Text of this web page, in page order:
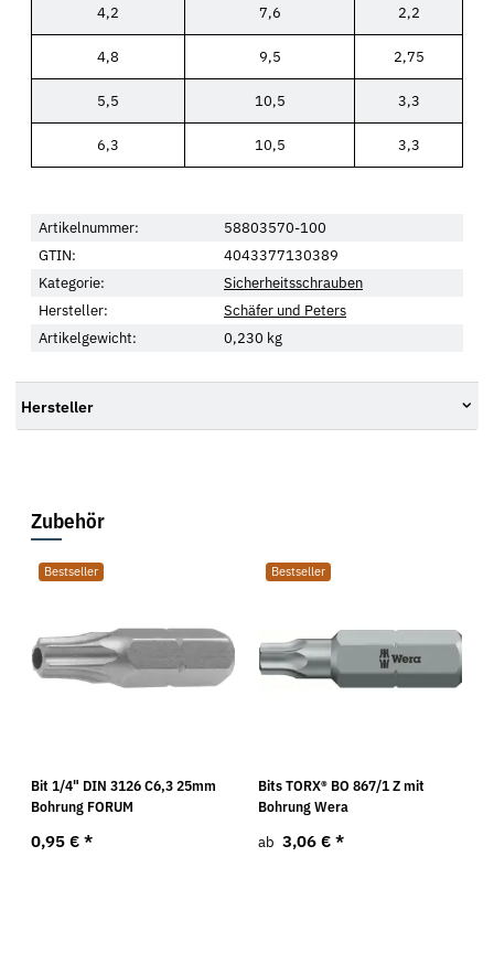
4,2 7,6 2,2
4,8 9,5 2,75
5,5 10,5 3,3
6,3 10,5 3,3
Artikelnummer:
58803570-100
GTIN:
4043377130389
Kategorie:
Sicherheitsschrauben
Hersteller:
Schäfer und Peters
Artikelgewicht:
0,230 kg
Hersteller
Zubehör
Bestseller
Bit 1/4" DIN 3126 C6,3 25mm
Bohrung FORUM
0,95 € *
Bestseller
Bits TORX® BO 867/1 Z mit
Bohrung Wera
ab 3,06 € *